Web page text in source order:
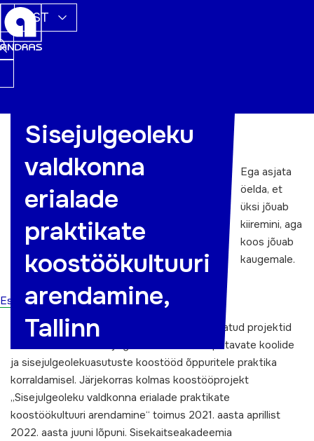
EST
Esileht
Sisejulgeoleku
valdkonna
erialade
praktikate
koostöökultuuri
arendamine,
Tallinn
Järelkasvu heaks
Ega asjata
öelda, et
üksi jõuab
kiiremini, aga
koos jõuab
kaugemale.
Sisekaitseakadeemia eestvedamisel korraldatud projektid
on soodustanud sisejulgeoleku erialasid õpetavate koolide
ja sisejulgeolekuasutuste koostööd õppuritele praktika
korraldamisel. Järjekorras kolmas koostööprojekt
„Sisejulgeoleku valdkonna erialade praktikate
koostöökultuuri arendamine“ toimus 2021. aasta aprillist
2022. aasta juuni lõpuni. Sisekaitseakadeemia